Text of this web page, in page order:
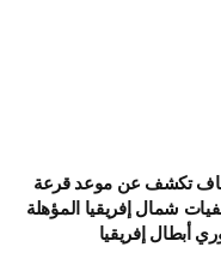
تكشف عن موعد قرعة
شمال إفريقيا المؤهلة
أبطال إفريقيا